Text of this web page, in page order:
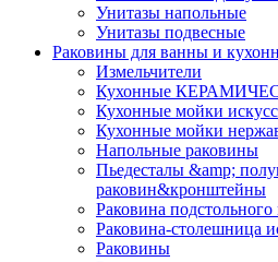
Унитазы напольные
Унитазы подвесные
Раковины для ванны и
Измельчители
Кухонные
Кухонные мойки
Кухонные мойки
Напольные раковины
Пьедесталы &amp;
раковин&кронштейны
Раковина
Раковина-столешница
Раковины